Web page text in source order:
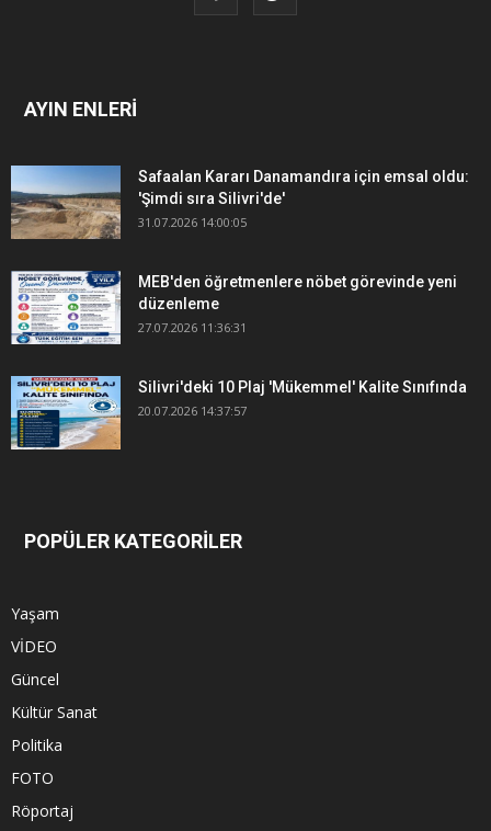
AYIN ENLERİ
Safaalan Kararı Danamandıra için emsal oldu:
'Şimdi sıra Silivri'de'
31.07.2026 14:00:05
MEB'den öğretmenlere nöbet görevinde yeni
düzenleme
27.07.2026 11:36:31
Silivri'deki 10 Plaj 'Mükemmel' Kalite Sınıfında
20.07.2026 14:37:57
POPÜLER KATEGORİLER
Yaşam
VİDEO
Güncel
Kültür Sanat
Politika
FOTO
Röportaj